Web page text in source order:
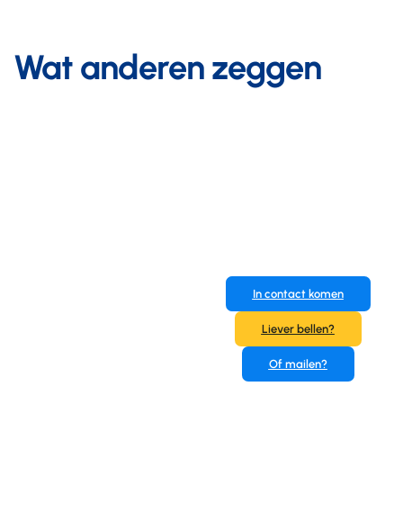
Wat anderen zeggen
In contact komen
Liever bellen?
Of mailen?